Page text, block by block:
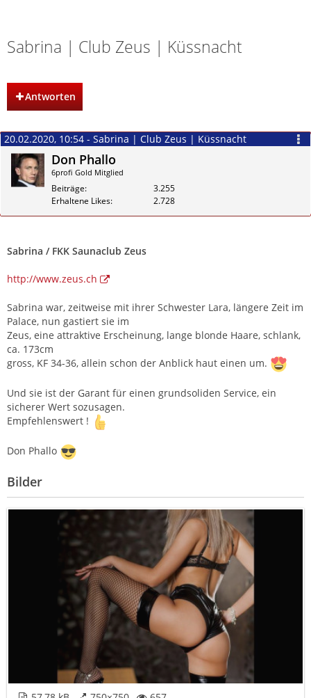
Sabrina | Club Zeus | Küssnacht
Antworten
20.02.2020, 10:54 - Sabrina | Club Zeus | Küssnacht
Don Phallo
6profi Gold Mitglied
Beiträge
3.255
Erhaltene Likes
2.728
Sabrina / FKK Saunaclub Zeus
http://www.zeus.ch
Sabrina war, zeitweise mit ihrer Schwester Lara, längere Zeit im
Palace, nun gastiert sie im
Zeus, eine attraktive Erscheinung, lange blonde Haare, schlank,
ca. 173cm
gross, KF 34-36, allein schon der Anblick haut einen um.
Und sie ist der Garant für einen grundsoliden Service, ein
sicherer Wert sozusagen.
Empfehlenswert !
Don Phallo
Bilder